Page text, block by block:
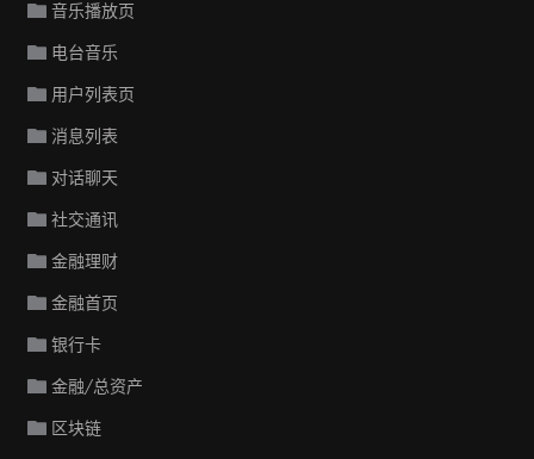
音乐播放页
电台音乐
用户列表页
消息列表
对话聊天
社交通讯
金融理财
金融首页
银行卡
金融/总资产
区块链